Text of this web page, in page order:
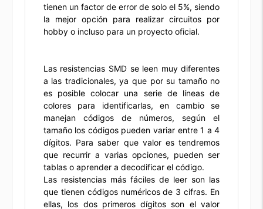
tienen un factor de error de solo el 5%, siendo
la mejor opción para realizar circuitos por
hobby o incluso para un proyecto oficial.
Las resistencias SMD se leen muy diferentes
a las tradicionales, ya que por su tamaño no
es posible colocar una serie de líneas de
colores para identificarlas, en cambio se
manejan códigos de números, según el
tamaño los códigos pueden variar entre 1 a 4
dígitos. Para saber que valor es tendremos
que recurrir a varias opciones, pueden ser
tablas o aprender a decodificar el código.
Las resistencias más fáciles de leer son las
que tienen códigos numéricos de 3 cifras. En
ellas, los dos primeros dígitos son el valor